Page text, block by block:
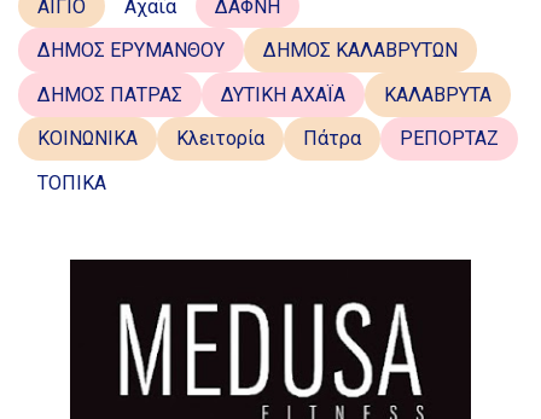
ΑΙΓΙΟ Αχαΐα
ΔΑΦΝΗ
ΔΗΜΟΣ ΕΡΥΜΑΝΘΟΥ
ΔΗΜΟΣ ΚΑΛΑΒΡΥΤΩΝ
ΔΗΜΟΣ ΠΑΤΡΑΣ
ΔΥΤΙΚΗ ΑΧΑΪΑ
ΚΑΛΑΒΡΥΤΑ
ΚΟΙΝΩΝΙΚΑ
Κλειτορία Πάτρα
ΡΕΠΟΡΤΑΖ
ΤΟΠΙΚΑ